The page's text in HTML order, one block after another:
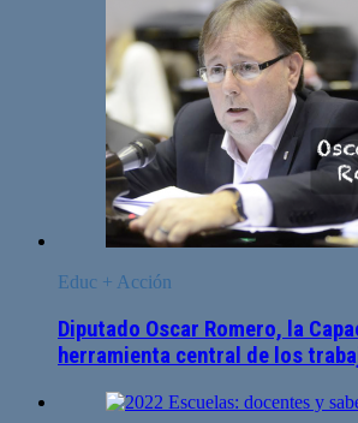
Educ + Acción
Diputado Oscar Romero, la
herramienta central de los